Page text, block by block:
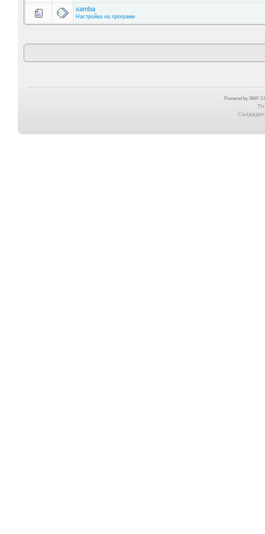
samba
Настройка на програми
Powered by SMF